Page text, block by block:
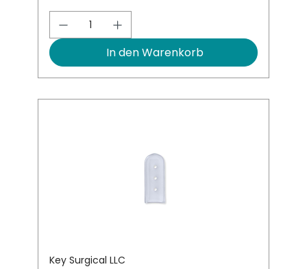
Produkt Anzahl: Gib den
In den Warenkorb
Key Surgical LLC